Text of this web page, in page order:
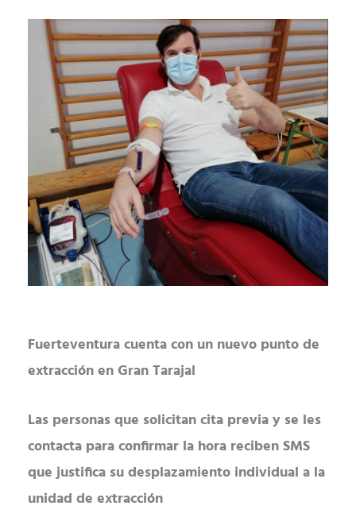
Fuerteventura cuenta con un nuevo punto de
extracción en Gran Tarajal
Las personas que solicitan cita previa y se les
contacta para confirmar la hora reciben SMS
que justifica su desplazamiento individual a la
unidad de extracción